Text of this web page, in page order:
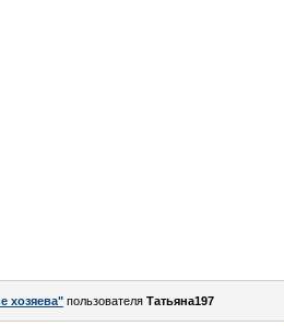
хозяева" пользователя Татьяна197